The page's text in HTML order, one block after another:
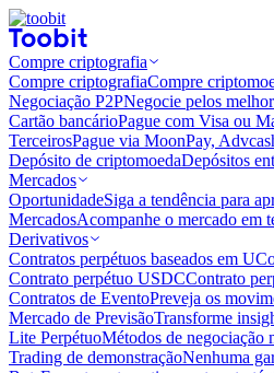
Compre criptografia
Compre criptografiaCompre
Negociação P2PNegocie pelos
Cartão bancárioPague com Visa ou
TerceirosPague via MoonPay,
Depósito de criptomoedaDepósitos
Mercados
OportunidadeSiga a tendência para
MercadosAcompanhe o mercado em
Derivativos
Contratos perpétuos baseados em U
Contrato perpétuo USDCContrato
Contratos de EventoPreveja os
Mercado de PrevisãoTransforme
Lite PerpétuoMétodos de negociação
Trading de demonstraçãoNenhuma